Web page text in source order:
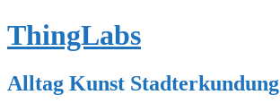
ThingLabs
Alltag Kunst Stadterkundung